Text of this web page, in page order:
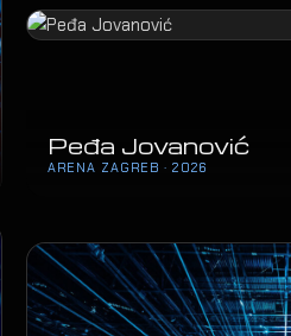
Peđa Jovanović
ARENA ZAGREB · 2026